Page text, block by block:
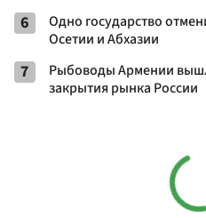
6
Одно государство
Осетии и Абхазии
7
Рыбоводы Армении
закрытия рынка России